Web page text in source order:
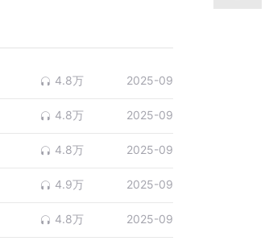
4.8万 2025-09
4.8万 2025-09
4.8万 2025-09
4.9万 2025-09
4.8万 2025-09